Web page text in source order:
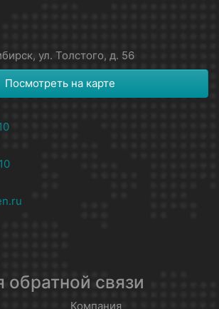
ул. Толстого, д. 56
Посмотреть на карте
связи
Компания